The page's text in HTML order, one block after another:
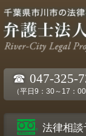
☎ 047-325-
（平日9：30～17：00
法律相